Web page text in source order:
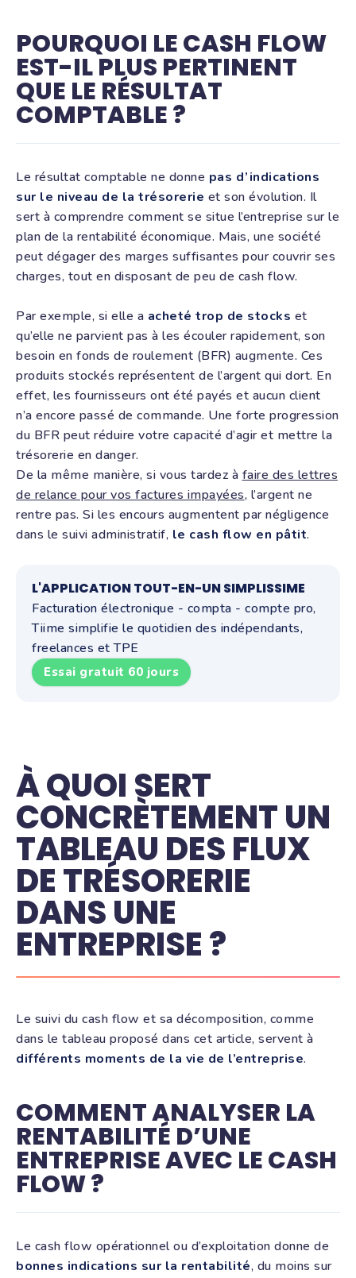
POURQUOI LE CASH FLOW
EST-IL PLUS PERTINENT
QUE LE RÉSULTAT
COMPTABLE ?
Le résultat comptable ne donne pas d’indications
sur le niveau de la trésorerie et son évolution. Il
sert à comprendre comment se situe l’entreprise sur le
plan de la rentabilité économique. Mais, une société
peut dégager des marges suffisantes pour couvrir ses
charges, tout en disposant de peu de cash flow.
Par exemple, si elle a acheté trop de stocks et
qu’elle ne parvient pas à les écouler rapidement, son
besoin en fonds de roulement (BFR) augmente. Ces
produits stockés représentent de l’argent qui dort. En
effet, les fournisseurs ont été payés et aucun client
n’a encore passé de commande. Une forte progression
du BFR peut réduire votre capacité d’agir et mettre la
trésorerie en danger.
De la même manière, si vous tardez à faire des lettres
de relance pour vos factures impayées, l’argent ne
rentre pas. Si les encours augmentent par négligence
dans le suivi administratif, le cash flow en pâtit.
L'APPLICATION TOUT-EN-UN SIMPLISSIME
Facturation électronique - compta - compte pro,
Tiime simplifie le quotidien des indépendants,
freelances et TPE
Essai gratuit 60 jours
À QUOI SERT
CONCRÈTEMENT UN
TABLEAU DES FLUX
DE TRÉSORERIE
DANS UNE
ENTREPRISE ?
Le suivi du cash flow et sa décomposition, comme
dans le tableau proposé dans cet article, servent à
différents moments de la vie de l’entreprise.
COMMENT ANALYSER LA
RENTABILITÉ D’UNE
ENTREPRISE AVEC LE CASH
FLOW ?
Le cash flow opérationnel ou d’exploitation donne de
bonnes indications sur la rentabilité, du moins sur